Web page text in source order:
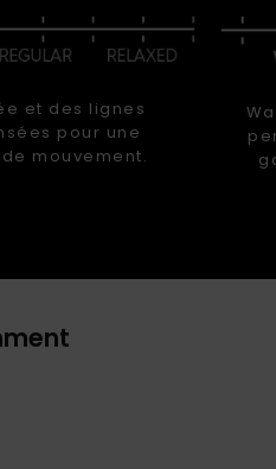
et des lignes
pour une
mouvement.